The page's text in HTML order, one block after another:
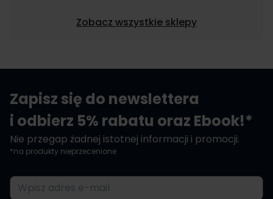
Zobacz wszystkie sklepy
Zapisz się do newslettera
i odbierz 5% rabatu oraz Ebook!*
Nie przegap żadnej istotnej informacji i promocji.
*na produkty nieprzecenione
Adres e-mail